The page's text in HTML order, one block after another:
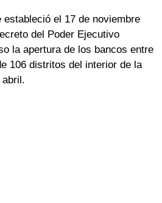
el 17 de noviembre
del Poder Ejecutivo
la apertura de los bancos entre
106 distritos del interior de la